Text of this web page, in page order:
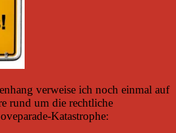
verweise ich noch einmal auf
rund um die rechtliche
Katastrophe: